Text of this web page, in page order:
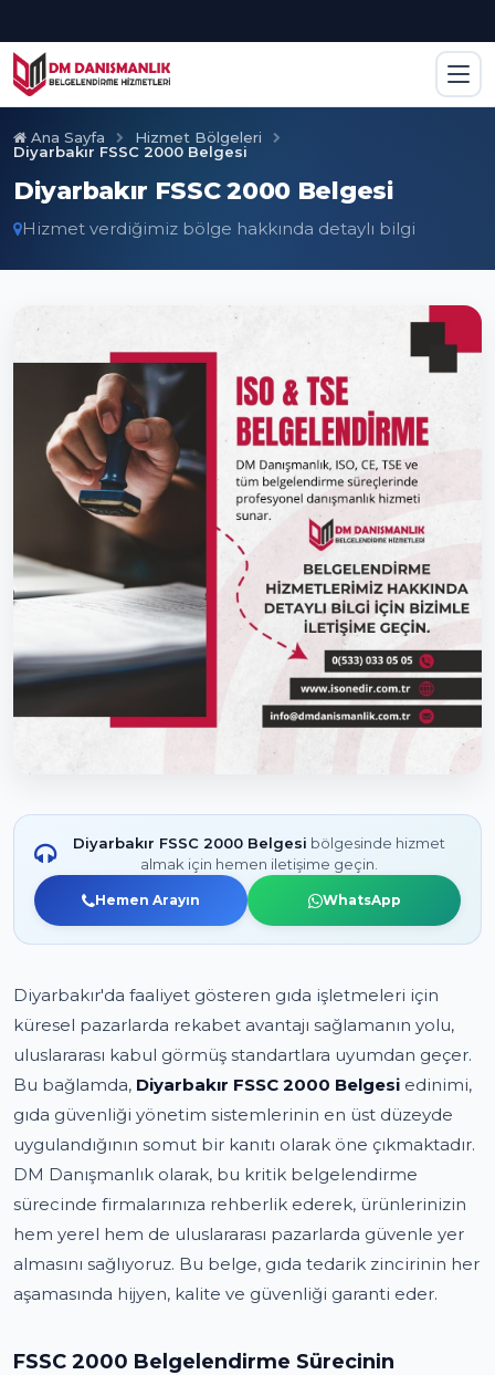
Ana Sayfa
Hizmet Bölgeleri
Diyarbakır FSSC 2000 Belgesi
Diyarbakır FSSC 2000 Belgesi
Hizmet verdiğimiz bölge hakkında detaylı bilgi
Diyarbakır FSSC 2000 Belgesi bölgesinde hizmet
almak için hemen iletişime geçin.
Hemen Arayın WhatsApp
Diyarbakır'da faaliyet gösteren gıda işletmeleri için
küresel pazarlarda rekabet avantajı sağlamanın yolu,
uluslararası kabul görmüş standartlara uyumdan geçer.
Bu bağlamda, Diyarbakır FSSC 2000 Belgesi edinimi,
gıda güvenliği yönetim sistemlerinin en üst düzeyde
uygulandığının somut bir kanıtı olarak öne çıkmaktadır.
DM Danışmanlık olarak, bu kritik belgelendirme
sürecinde firmalarınıza rehberlik ederek, ürünlerinizin
hem yerel hem de uluslararası pazarlarda güvenle yer
almasını sağlıyoruz. Bu belge, gıda tedarik zincirinin her
aşamasında hijyen, kalite ve güvenliği garanti eder.
FSSC 2000 Belgelendirme Sürecinin